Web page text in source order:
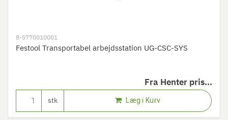
8-5770010001
Festool Transportabel arbejdsstation UG-CSC-SYS
Fra Henter pris...
stk Læg i Kurv